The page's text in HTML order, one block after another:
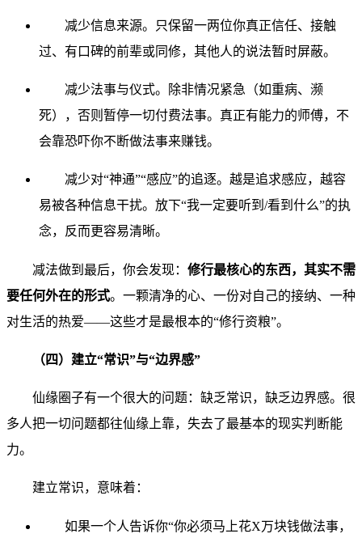
减少信息来源。只保留一两位你真正信任、接触
过、有口碑的前辈或同修，其他人的说法暂时屏蔽。
减少法事与仪式。除非情况紧急（如重病、濒
死），否则暂停一切付费法事。真正有能力的师傅，不
会靠恐吓你不断做法事来赚钱。
减少对“神通”“感应”的追逐。越是追求感应，越容
易被各种信息干扰。放下“我一定要听到/看到什么”的执
念，反而更容易清晰。
减法做到最后，你会发现： 修行最核心的东西，其实不需
要任何外在的形式。一颗清净的心、一份对自己的接纳、一种
对生活的热爱——这些才是最根本的“修行资粮”。
（四）建立“常识”与“边界感”
仙缘圈子有一个很大的问题：缺乏常识，缺乏边界感。很
多人把一切问题都往仙缘上靠，失去了最基本的现实判断能
力。
建立常识，意味着：
如果一个人告诉你“你必须马上花X万块钱做法事，